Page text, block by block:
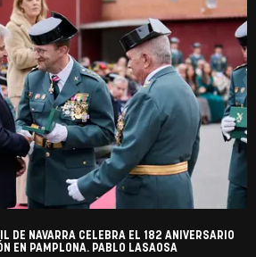
DE NAVARRA CELEBRA EL 182 ANIVERSARIO
EN PAMPLONA. PABLO LASAOSA